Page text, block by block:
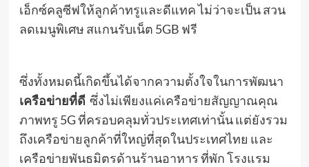
เอ็กซ์คลูซีฟให้ลูกค้าทรูและดีแทค ไม่ว่าจะเป็น สวน
ลดเมนูพิเศษ สแกนรับเน็ต 5GB ฟรี
ซึ่งทั้งหมดนี้เกิดขึ้นได้จากความตั้งใจในการพัฒนา
เครือข่ายที่ดี ซึ่งไม่เพียงแค่เครือข่ายสัญญาณคุณ
ภาพทรู 5G ที่ครอบคลุมทั่วประเทศเท่านั้น แต่ยังรวม
ถึงเครือข่ายลูกค้าที่ใหญ่ที่สุดในประเทศไทย และ
เครือข่ายพันธมิตรด้านร้านอาหาร ที่พัก โรงแรม